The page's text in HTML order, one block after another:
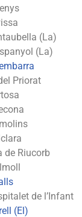
(La)
(La)
Priorat
de Riucorb
de l’Infant
(El)